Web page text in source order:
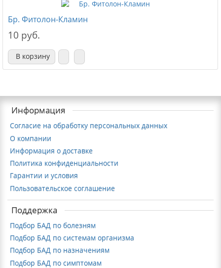
Бр. Фитолон-Кламин
10 руб.
В корзину
Информация
Согласие на обработку персональных данных
О компании
Информация о доставке
Политика конфиденциальности
Гарантии и условия
Пользовательское соглашение
Поддержка
Подбор БАД по болезням
Подбор БАД по системам организма
Подбор БАД по назначениям
Подбор БАД по симптомам